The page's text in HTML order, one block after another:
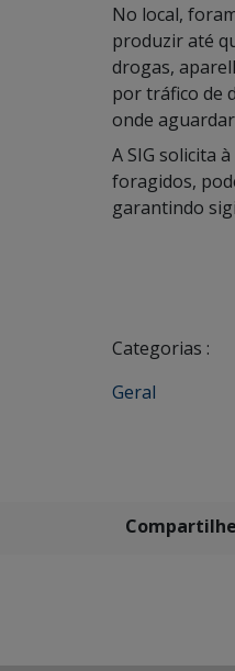
No local,
produzir até
drogas,
por tráfico de
onde
A SIG solicita
foragidos,
garantindo
Categorias :
Geral